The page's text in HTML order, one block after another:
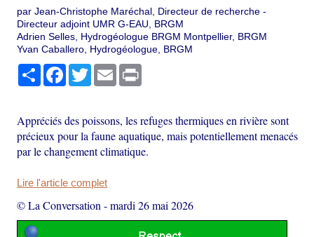
par Jean-Christophe Maréchal, Directeur de recherche -
Directeur adjoint UMR G-EAU, BRGM
Adrien Selles, Hydrogéologue BRGM Montpellier, BRGM
Yvan Caballero, Hydrogéologue, BRGM
PartagerFacebook
TwitterEmail
Appréciés des poissons, les refuges thermiques en rivière sont
précieux pour la faune aquatique, mais potentiellement menacés
par le changement climatique.
Lire l'article complet
© La Conversation -mardi 26 mai 2026